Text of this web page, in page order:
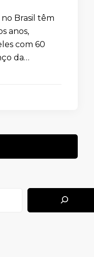
Brasil têm
anos,
com 60
da